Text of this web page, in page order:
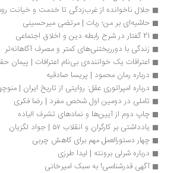
جلال ناخوانده از غرب‌زدگی تا خدمت و خیانت
حاشیه‌ای بر من؛ ربات | مرتضی میرحسینی
زندگی با دورریختنی‌های کمتر و مصرف آگاهانه‌تر
اعترافات یک خواننده‌ی بی‌نام اعترافات | پیمان
درباره رمان محمود | پریسا صادقیه
درباره امپراتوری عقل: روایتی از تاریخ ایران | منوچهر
تاملی در دومین اول شخص مفرد | رضا فکری
چاپ دوم از آیین‌ها و نمادهای تشرف الیاده
یادداشتی بر کارگران و انقلاب ۵۷ | جواد لگزیان
چهار دستورالعمل مهم برای کاهش چربی
درباره شرلی برونته | لیدا طرزی
آگهی قدرشناسی! به سبک امیرخانی